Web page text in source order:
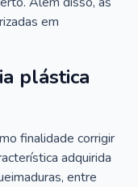
em
plástica
finalidade corrigir
adquirida
entre